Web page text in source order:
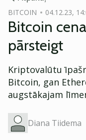
BITCOIN 04.12.23,
Bitcoin
pārsteigt
Kriptovalūtu
Bitcoin, gan
augstākajam
Diana Tiidema